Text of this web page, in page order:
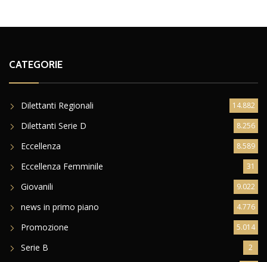
CATEGORIE
Dilettanti Regionali 14.882
Dilettanti Serie D 8.256
Eccellenza 8.589
Eccellenza Femminile 31
Giovanili 9.022
news in primo piano 4.776
Promozione 5.014
Serie B 2